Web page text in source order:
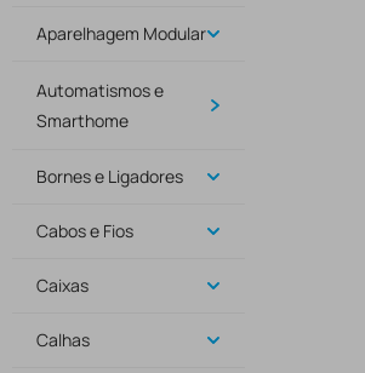
Aparelhagem Modular
Automatismos e
Smarthome
Bornes e Ligadores
Cabos e Fios
Caixas
Calhas